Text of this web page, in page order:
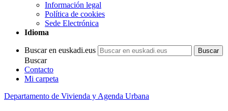
Información legal
Política de cookies
Sede Electrónica
Idioma
Buscar en euskadi.eus
Buscar
Contacto
Mi carpeta
Departamento de Vivienda y Agenda Urbana